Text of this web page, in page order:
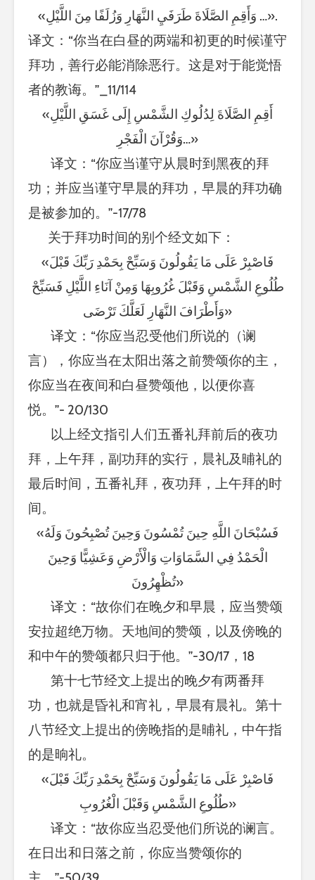
«وَأَقِمِ الصَّلَاةَ طَرَفَيِ النَّهَارِ وَزُلَفًا مِنَ اللَّيْلِ …».
译文：“你当在白昼的两端和初更的时候谨守
拜功，善行必能消除恶行。这是对于能觉悟
者的教诲。”_11/114
«أَقِمِ الصَّلَاةَ لِدُلُوكِ الشَّمْسِ إِلَى غَسَقِ اللَّيْلِ
وَقُرْآنَ الْفَجْرِ…»
译文：“你应当谨守从晨时到黑夜的拜
功；并应当谨守早晨的拜功，早晨的拜功确
是被参加的。”-17/78
关于拜功时间的别个经文如下：
«فَاصْبِرْ عَلَى مَا يَقُولُونَ وَسَبِّحْ بِحَمْدِ رَبِّكَ قَبْلَ
طُلُوعِ الشَّمْسِ وَقَبْلَ غُرُوبِهَا وَمِنْ آنَاءِ اللَّيْلِ فَسَبِّحْ
وَأَطْرَافَ النَّهَارِ لَعَلَّكَ تَرْضَى»
译文：“你应当忍受他们所说的（谰
言），你应当在太阳出落之前赞颂你的主，
你应当在夜间和白昼赞颂他，以便你喜
悦。”- 20/130
以上经文指引人们五番礼拜前后的夜功
拜，上午拜，副功拜的实行，晨礼及晡礼的
最后时间，五番礼拜，夜功拜，上午拜的时
间。
«فَسُبْحَانَ اللَّهِ حِينَ تُمْسُونَ وَحِينَ تُصْبِحُونَ وَلَهُ
الْحَمْدُ فِي السَّمَاوَاتِ وَالْأَرْضِ وَعَشِيًّا وَحِينَ
تُظْهِرُونَ»
译文：“故你们在晚夕和早晨，应当赞颂
安拉超绝万物。天地间的赞颂，以及傍晚的
和中午的赞颂都只归于他。”-30/17，18
第十七节经文上提出的晚夕有两番拜
功，也就是昏礼和宵礼，早晨有晨礼。第十
八节经文上提出的傍晚指的是晡礼，中午指
的是晌礼。
«فَاصْبِرْ عَلَى مَا يَقُولُونَ وَسَبِّحْ بِحَمْدِ رَبِّكَ قَبْلَ
طُلُوعِ الشَّمْسِ وَقَبْلَ الْغُرُوبِ»
译文：“故你应当忍受他们所说的谰言。
在日出和日落之前，你应当赞颂你的